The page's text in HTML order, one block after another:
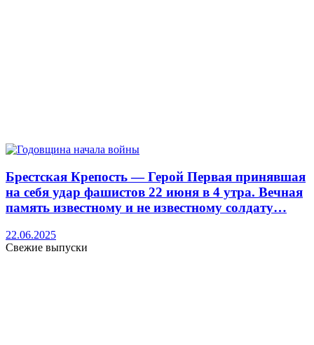
Брестская Крепость — Герой Первая принявшая
на себя удар фашистов 22 июня в 4 утра. Вечная
память известному и не известному солдату…
22.06.2025
Свежие выпуски